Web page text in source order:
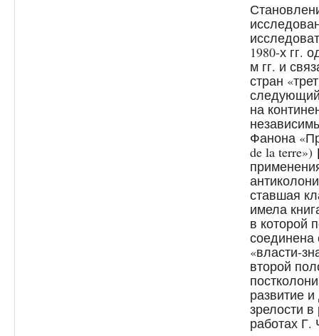
1980-х гг.
м гг. и
стран
следующий
на
Фанона
de la terre»)
ставшая
имела
в которой
соединена
«власти-
второй
развитие
зрелости в
работах